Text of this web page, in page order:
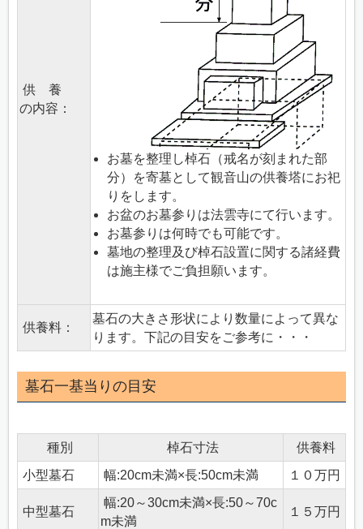
供 養
の内容：
お墓を整理し棹石（戒名が刻まれた部
分）を寄墓として観音山の供養塔にお祀
りをします。
お盆のお墓参りは法雲寺にて行います。
お墓参りは何時でも可能です。
墓地の整理及び棹石設置に関する諸経費
は施主様でご負担願います。
供養料：
墓石の大きさ形状により数量によって異な
ります。下記の目安をご参考に・・・
墓石一基当りの目安
種別 棹石寸法
供養料
小型墓石
幅:20cm未満×長:50cm未満 １０万円
中型墓石
幅:20～30cm未満×長:50～70c
m未満
１５万円